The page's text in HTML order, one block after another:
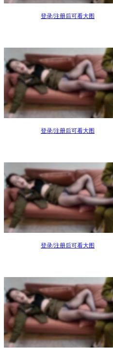
登录/注册后可看大图
登录/注册后可看大图
登录/注册后可看大图